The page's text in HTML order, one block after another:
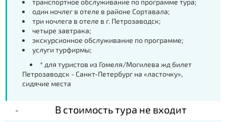
транспортное обслуживание по программе тура;
один ночлег в отеле в районе Сортавала;
три ночлега в отеле в г. Петрозаводск;
четыре завтрака;
экскурсионное обслуживание по программе;
услуги турфирмы;
* для туристов из Гомеля/Могилева жд билет
Петрозаводск - Санкт-Петербург на «ласточку»,
сидячие места
В стоимость тура не входит